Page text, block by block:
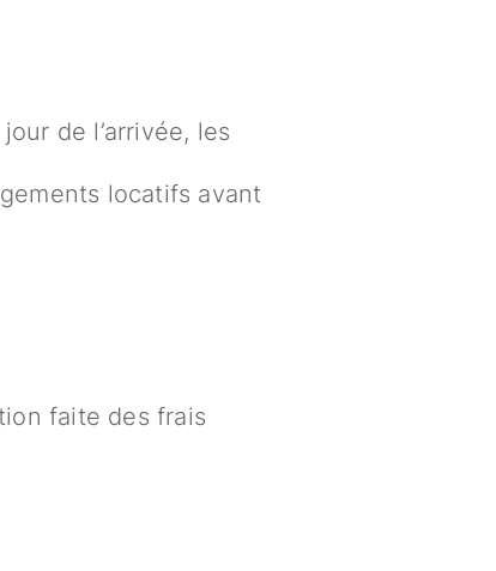
de l’arrivée, les
locatifs avant
faite des frais